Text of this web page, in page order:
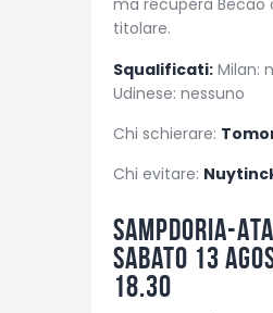
ma recupera Becao
titolare.
Squalificati: Milan:
Udinese: nessuno
Chi schierare:
Chi evitare:
Sampdoria-
sabato 13
18.30